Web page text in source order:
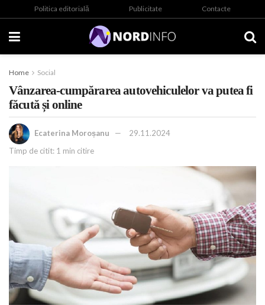
Politica editorială Publicitate Contacte
Home Social
Vânzarea-cumpărarea autovehiculelor va putea fi
făcută și online
Ecaterina Moroșanu
29.11.2024
Timp de citit: 1 min citire